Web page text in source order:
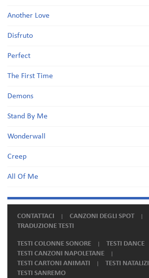
Another Love
Disfruto
Perfect
The First Time
Demons
Stand By Me
Wonderwall
Creep
All Of Me
CONTATTACI
CANZONI DEGLI SPOT
TRADUZIONE TESTI
TESTI COLONNE SONORE
TESTI DANCE
TESTI CANZONI NAPOLETANE
TESTI CARTONI ANIMATI
TESTI NATALIZI
TESTI SANREMO